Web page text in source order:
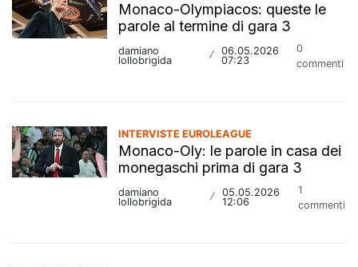
Monaco-Olympiacos: queste le
parole al termine di gara 3
damiano
lollobrigida
/ 06.05.2026
07:23
0
commenti
INTERVISTE EUROLEAGUE
Monaco-Oly: le parole in casa dei
monegaschi prima di gara 3
damiano
lollobrigida
/ 05.05.2026
12:06
1
commenti